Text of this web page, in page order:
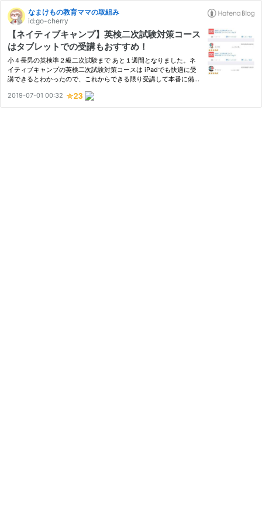
なまけもの教育ママの取組み
id:go-cherry
【ネイティブキャンプ】英検二次試験対策コース
はタブレットでの受講もおすすめ！
小４長男の英検準２級二次試験まで あと１週間となりました。ネ
イティブキャンプの英検二次試験対策コースは iPadでも快適に受
講できるとわかったので、これからできる限り受講して本番に備え
2019-07-01 00:32